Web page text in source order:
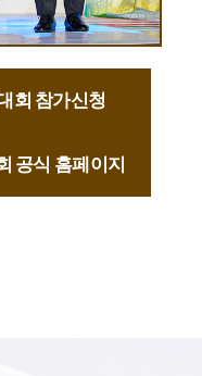
회 참가신청
공식 홈페이지